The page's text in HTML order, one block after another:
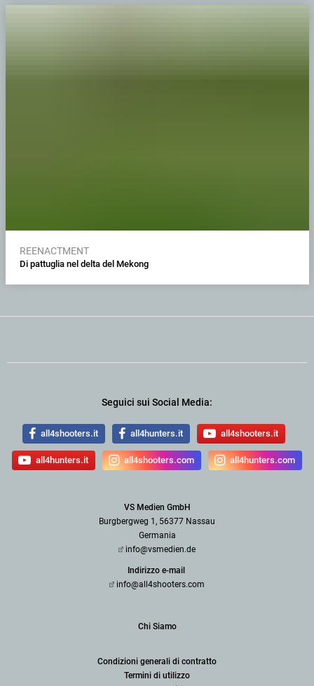
REENACTMENT
Di pattuglia nel delta del Mekong
Seguici sui Social Media:
all4shooters.it all4hunters.it all4shooters.it
all4hunters.it all4shooters.com all4hunters.com
VS Medien GmbH
Burgbergweg 1, 56377 Nassau
Germania
info@vsmedien.de
Indirizzo e-mail
info@all4shooters.com
Chi Siamo
Condizioni generali di contratto
Termini di utilizzo